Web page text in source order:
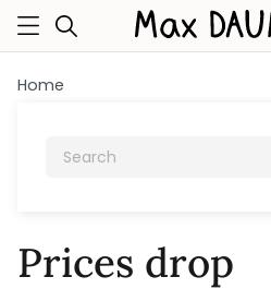
Home
Prices drop